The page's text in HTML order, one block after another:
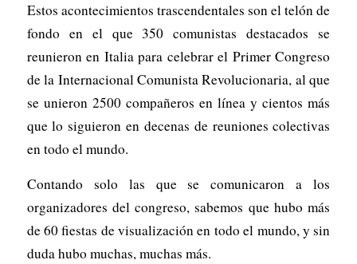
Estos acontecimientos trascendentales son el telón de
fondo en el que 350 comunistas destacados se
reunieron en Italia para celebrar el Primer Congreso
de la Internacional Comunista Revolucionaria, al que
se unieron 2500 compañeros en línea y cientos más
que lo siguieron en decenas de reuniones colectivas
en todo el mundo.
Contando solo las que se comunicaron a los
organizadores del congreso, sabemos que hubo más
de 60 fiestas de visualización en todo el mundo, y sin
duda hubo muchas, muchas más.